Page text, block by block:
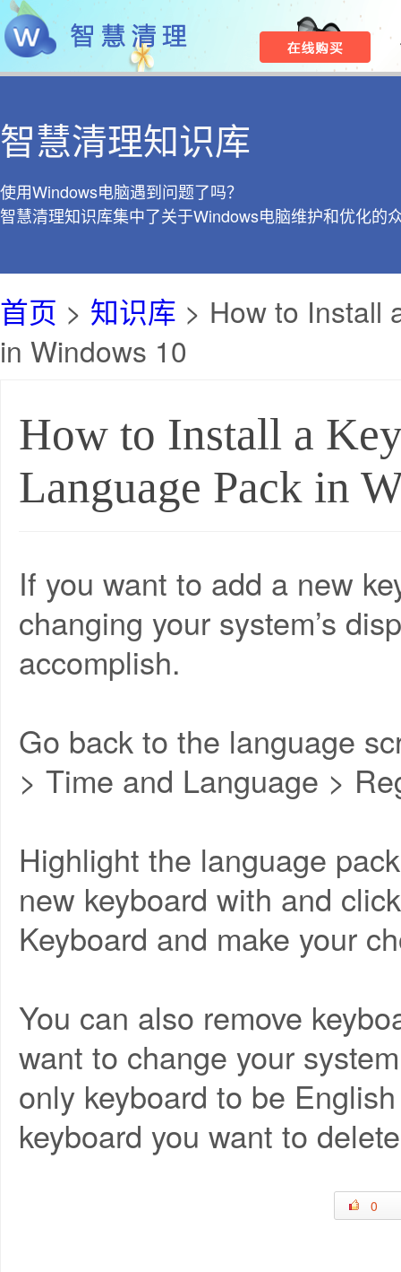
智慧清理知识库
使用Windows电脑遇到问题了吗？
智慧清理知识库集中了关于Windows电脑维护和优化的
首页 > 知识库 > How to Install
in Windows 10
How to Install a
Language Pack in
If you want to add a new
changing your system’s
accomplish.
Go back to the language
> Time and Language >
Highlight the language
new keyboard with and
Keyboard and make your
You can also remove
want to change your
only keyboard to be
keyboard you want to
0